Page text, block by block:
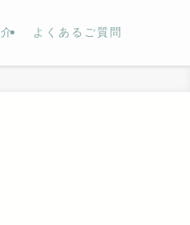
よくあるご質問